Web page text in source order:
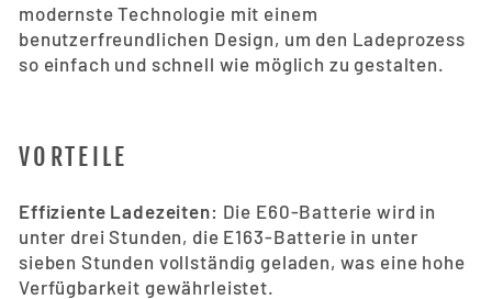
modernste Technologie mit einem
benutzerfreundlichen Design, um den Ladeprozess
so einfach und schnell wie möglich zu gestalten.
VORTEILE
Effiziente Ladezeiten: Die E60-Batterie wird in
unter drei Stunden, die E163-Batterie in unter
sieben Stunden vollständig geladen, was eine hohe
Verfügbarkeit gewährleistet.